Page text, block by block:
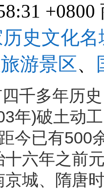
+0800
历史文化名
游景区、
千多年历
年)破土动
今已有500
六年之前
京城、隋唐